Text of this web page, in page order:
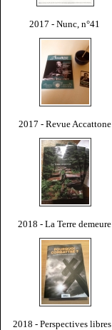
2017 - Nunc, n°41
2017 - Revue Accattone
2018 - La Terre demeure
2018 - Perspectives